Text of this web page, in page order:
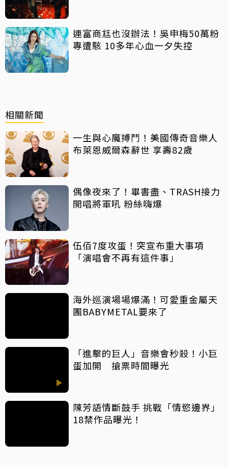
連富商尪也沒辦法！吳申梅50萬粉
專遭駭 10多年心血一夕失控
相關新聞
一生與心魔搏鬥！美國傳奇音樂人
布萊恩威爾森辭世 享壽82歲
偶像夜來了！畢書盡、TRASH接力
開唱將軍吼 粉絲嗨爆
伍佰7度攻蛋！突宣布重大事項
「演唱會不再有這件事」
海外巡演場場爆滿！可愛重金屬天
團BABYMETAL要來了
「進擊的巨人」音樂會秒殺！小巨
蛋加開 搶票時間曝光
陳芳語情斷鼓手 挑戰「情慾邊界」
18禁作品曝光！